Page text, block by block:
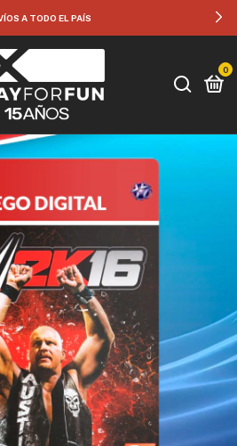
A TODO EL PAÍS
0